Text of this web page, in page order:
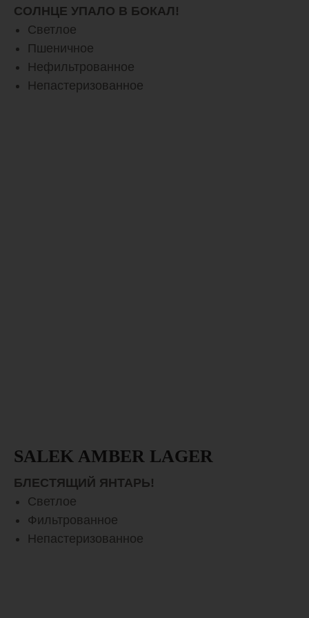
СОЛНЦЕ УПАЛО В БОКАЛ!
Светлое
Пшеничное
Нефильтрованное
Непастеризованное
SALEK AMBER LAGER
БЛЕСТЯЩИЙ ЯНТАРЬ!
Светлое
Фильтрованное
Непастеризованное